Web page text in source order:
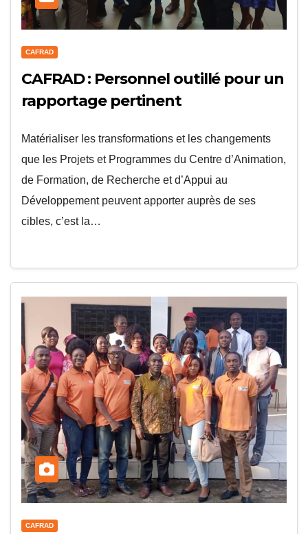
CAFRAD
CAFRAD : Personnel outillé pour un
rapportage pertinent
Matérialiser les transformations et les changements
que les Projets et Programmes du Centre d’Animation,
de Formation, de Recherche et d’Appui au
Développement peuvent apporter auprès de ses
cibles, c’est la…
CAFRAD